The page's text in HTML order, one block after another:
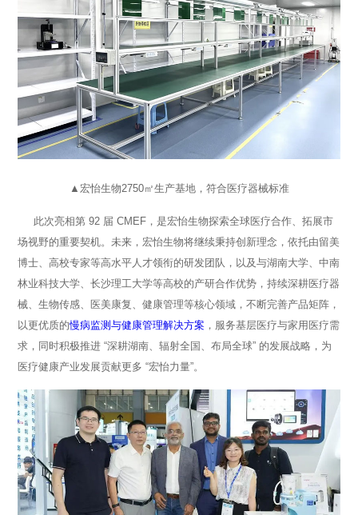
▲宏怡生物2750㎡生产基地，符合医疗器械标准
此次亮相第 92 届 CMEF，是宏怡生物探索全球医疗合作、拓展市
场视野的重要契机。未来，宏怡生物将继续秉持创新理念，依托由留美
博士、高校专家等高水平人才领衔的研发团队，以及与湖南大学、中南
林业科技大学、长沙理工大学等高校的产研合作优势，持续深耕医疗器
械、生物传感、医美康复、健康管理等核心领域，不断完善产品矩阵，
以更优质的慢病监测与健康管理解决方案 ，服务基层医疗与家用医疗需
求，同时积极推进 “深耕湖南、辐射全国、布局全球” 的发展战略，为
医疗健康产业发展贡献更多 “宏怡力量”。